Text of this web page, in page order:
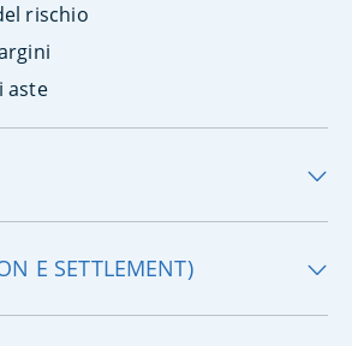
rischio
aste
E SETTLEMENT)